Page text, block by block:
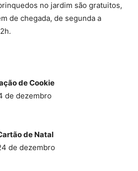
no jardim são gratuitos,
de chegada, de segunda a
de Cookie
de dezembro
de Natal
de dezembro